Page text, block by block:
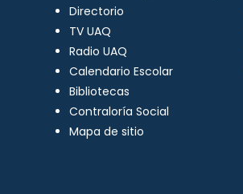
Directorio
TV UAQ
Radio UAQ
Calendario Escolar
Bibliotecas
Contraloría Social
Mapa de sitio